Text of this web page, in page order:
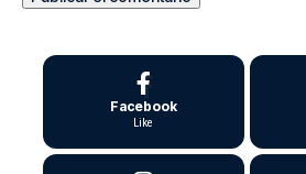
Facebook
Like